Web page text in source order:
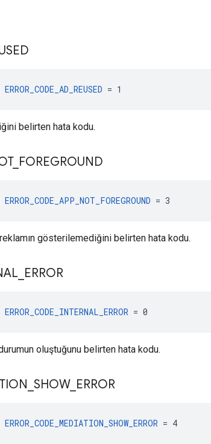
ERROR_CODE_AD_REUSED = 1
belirten hata kodu.
_ FOREGROUND
ERROR_CODE_APP_NOT_FOREGROUND = 3
gösterilemediğini belirten hata kodu.
ERROR
ERROR_CODE_INTERNAL_ERROR = 0
oluştuğunu belirten hata kodu.
SHOW_ ERROR
ERROR_CODE_MEDIATION_SHOW_ERROR = 4